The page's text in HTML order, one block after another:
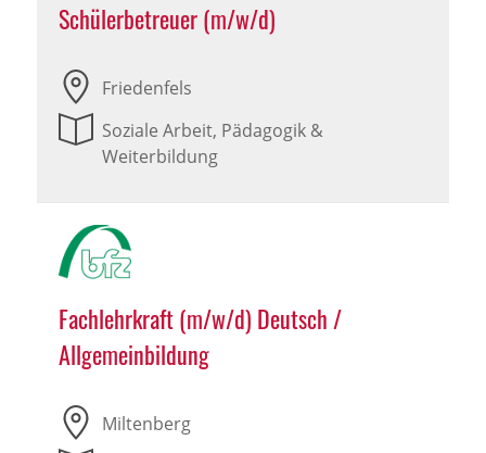
Schülerbetreuer (m/w/d)
Friedenfels
Soziale Arbeit, Pädagogik &
Weiterbildung
Fachlehrkraft (m/w/d) Deutsch /
Allgemeinbildung
Miltenberg